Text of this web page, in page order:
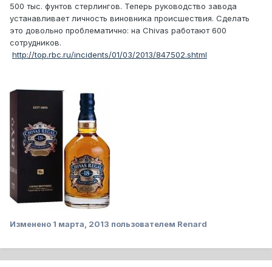
500 тыс. фунтов стерлингов. Теперь руководство завода
устанавливает личность виновника происшествия. Сделать
это довольно проблематично: на Chivas работают 600
сотрудников.
http://top.rbc.ru/incidents/01/03/2013/847502.shtml
Изменено 1 марта, 2013 пользователем Renard